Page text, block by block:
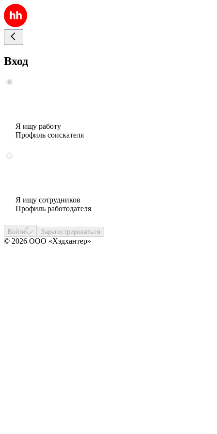
Вход
Я ищу работу
Профиль соискателя
Я ищу сотрудников
Профиль работодателя
Войти Зарегистрироваться
© 2026 ООО «Хэдхантер»